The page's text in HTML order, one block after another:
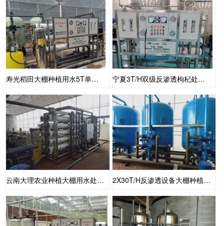
寿光稻田大棚种植用水5T单级反渗透设备 宁夏3T/H双级反渗透枸杞处理用水
云南大理农业种植大棚用水处理设备2X30T 2X30T/H反渗透设备大棚种植用水